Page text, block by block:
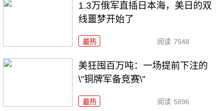
1.3万俄军直插日本海，美日的双
线噩梦开始了
最热 阅读 7548
美狂囤百万吨：一场提前下注的
\"铜牌军备竞赛\"
最热 阅读 5896